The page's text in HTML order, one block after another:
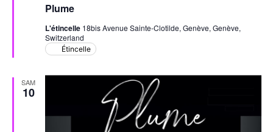
Plume
avant
L'étincelle 18bis Avenue Sainte-Clotilde, Genève, Genève,
Switzerland
Étincelle
SAM
10